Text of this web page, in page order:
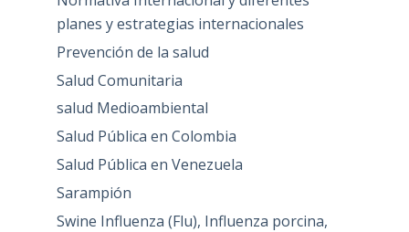
planes y estrategias internacionales
Prevención de la salud
Salud Comunitaria
salud Medioambiental
Salud Pública en Colombia
Salud Pública en Venezuela
Sarampión
Swine Influenza (Flu), Influenza porcina,